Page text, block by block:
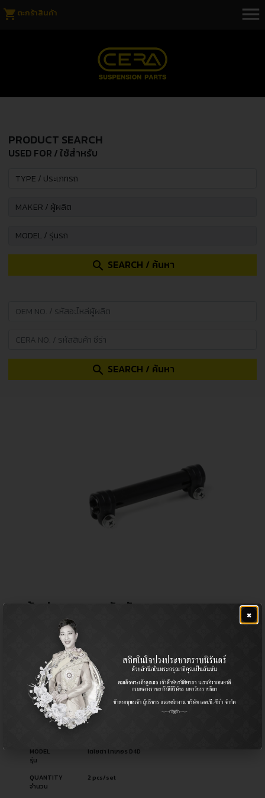
shopping_cart ตะกร้าสินค้า menu
PRODUCT SEARCH
USED FOR / ใช้สำหรับ
search SEARCH / ค้นหา
search SEARCH / ค้นหา
ข้อต่อลูกหมากคันชัก
360.00
รหัสสินค้า ซีร่า
OEM NO.
รหัสอะไหล่ผู้ผลิต
PART TYPE
ประเภทอะไหล่
Tie Rod End - Joint Pipe / ข้อต่อลูกหมากคันชัก
USED FOR
Pickup รถกระบะ
MODEL
รุ่น
โตโยต้า ไทเกอร์ D4D
QUANTITY
จำนวน
2 pcs/set
×